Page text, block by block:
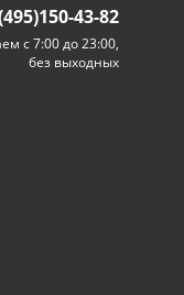
43-82
с 7:00 до 23:00,
без выходных